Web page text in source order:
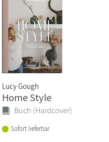
Lucy Gough
Home Style
Buch (Hardcover)
Sofort lieferbar